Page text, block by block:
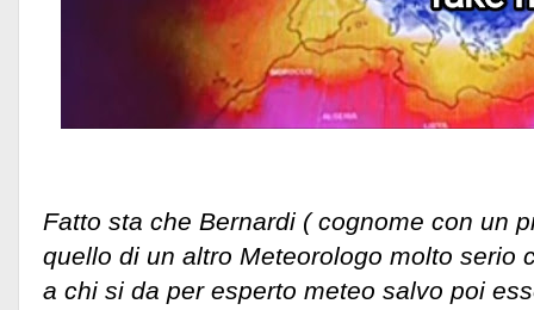
Fatto sta che Bernardi ( cognome con un
quello di un altro Meteorologo molto serio
a chi si da per esperto meteo salvo poi